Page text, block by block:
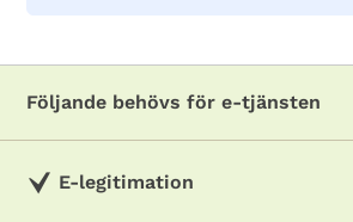
Följande behövs för e-tjänsten
E-legitimation